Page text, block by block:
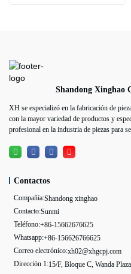
Shandong Xinghao
XH se especializó en la fabricación de
con la mayor variedad de productos y
profesional en la industria de piezas para
Contactos
Compañía:Shandong xinghao
Contacto:Sunmi
Teléfono:+86-15662676625
Whatsapp:+86-156626766625
Correo electrónico:xh02@xhgcpj.com
Dirección 1:15/F, Bloque C, Wanda